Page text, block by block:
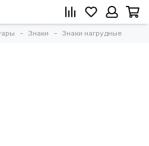
Знаки Знаки нагрудные